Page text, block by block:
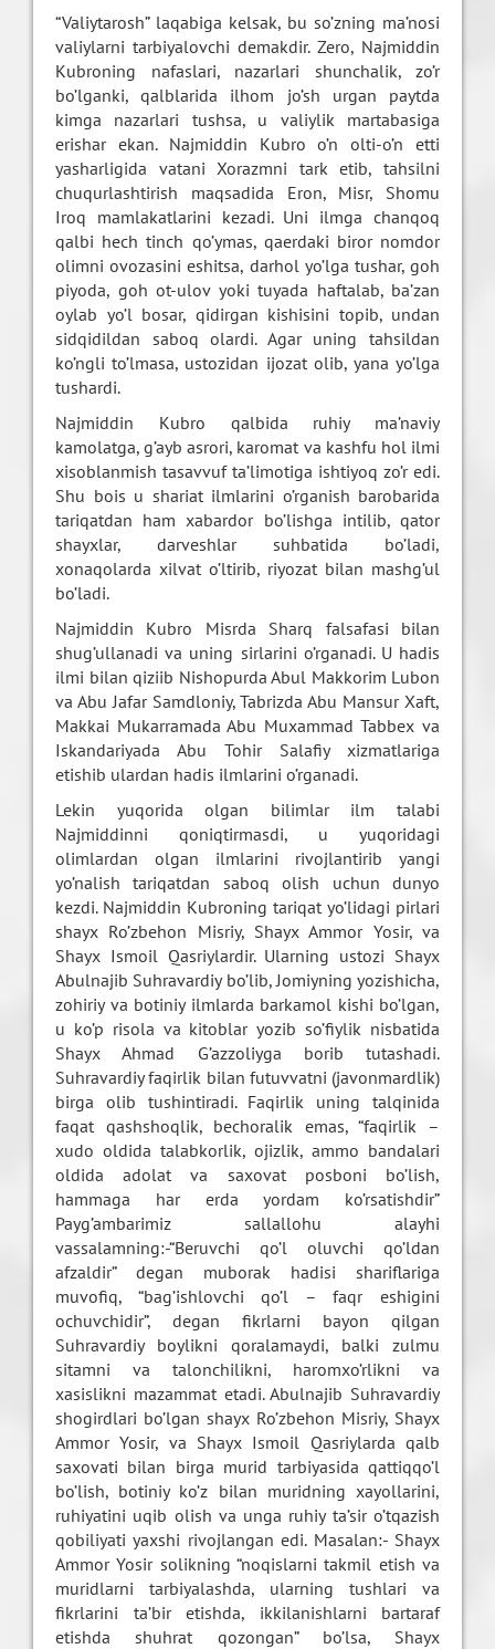
“Valiytarosh” laqabiga kelsak, bu so’zning ma’nosi
valiylarni tarbiyalovchi demakdir. Zero, Najmiddin
Kubroning nafaslari, nazarlari shunchalik, zo’r
bo’lganki, qalblarida ilhom jo’sh urgan paytda
kimga nazarlari tushsa, u valiylik martabasiga
erishar ekan. Najmiddin Kubro o’n olti-o’n etti
yasharligida vatani Xorazmni tark etib, tahsilni
chuqurlashtirish maqsadida Eron, Misr, Shomu
Iroq mamlakatlarini kezadi. Uni ilmga chanqoq
qalbi hech tinch qo’ymas, qaerdaki biror nomdor
olimni ovozasini eshitsa, darhol yo’lga tushar, goh
piyoda, goh ot-ulov yoki tuyada haftalab, ba’zan
oylab yo’l bosar, qidirgan kishisini topib, undan
sidqidildan saboq olardi. Agar uning tahsildan
ko’ngli to’lmasa, ustozidan ijozat olib, yana yo’lga
tushardi.
Najmiddin Kubro qalbida ruhiy ma’naviy
kamolatga, g’ayb asrori, karomat va kashfu hol ilmi
xisoblanmish tasavvuf ta’limotiga ishtiyoq zo’r edi.
Shu bois u shariat ilmlarini o’rganish barobarida
tariqatdan ham xabardor bo’lishga intilib, qator
shayxlar, darveshlar suhbatida bo’ladi,
xonaqolarda xilvat o’ltirib, riyozat bilan mashg’ul
bo’ladi.
Najmiddin Kubro Misrda Sharq falsafasi bilan
shug’ullanadi va uning sirlarini o’rganadi. U hadis
ilmi bilan qiziib Nishopurda Abul Makkorim Lubon
va Abu Jafar Samdloniy, Tabrizda Abu Mansur Xaft,
Makkai Mukarramada Abu Muxammad Tabbex va
Iskandariyada Abu Tohir Salafiy xizmatlariga
etishib ulardan hadis ilmlarini o’rganadi.
Lekin yuqorida olgan bilimlar ilm talabi
Najmiddinni qoniqtirmasdi, u yuqoridagi
olimlardan olgan ilmlarini rivojlantirib yangi
yo’nalish tariqatdan saboq olish uchun dunyo
kezdi. Najmiddin Kubroning tariqat yo’lidagi pirlari
shayx Ro’zbehon Misriy, Shayx Ammor Yosir, va
Shayx Ismoil Qasriylardir. Ularning ustozi Shayx
Abulnajib Suhravardiy bo’lib, Jomiyning yozishicha,
zohiriy va botiniy ilmlarda barkamol kishi bo’lgan,
u ko’p risola va kitoblar yozib so’fiylik nisbatida
Shayx Ahmad G’azzoliyga borib tutashadi.
Suhravardiy faqirlik bilan futuvvatni (javonmardlik)
birga olib tushintiradi. Faqirlik uning talqinida
faqat qashshoqlik, bechoralik emas, “faqirlik –
xudo oldida talabkorlik, ojizlik, ammo bandalari
oldida adolat va saxovat posboni bo’lish,
hammaga har erda yordam ko’rsatishdir”
Payg’ambarimiz sallallohu alayhi
vassalamning:-“Beruvchi qo’l oluvchi qo’ldan
afzaldir” degan muborak hadisi shariflariga
muvofiq, “bag’ishlovchi qo’l – faqr eshigini
ochuvchidir”, degan fikrlarni bayon qilgan
Suhravardiy boylikni qoralamaydi, balki zulmu
sitamni va talonchilikni, haromxo’rlikni va
xasislikni mazammat etadi. Abulnajib Suhravardiy
shogirdlari bo’lgan shayx Ro’zbehon Misriy, Shayx
Ammor Yosir, va Shayx Ismoil Qasriylarda qalb
saxovati bilan birga murid tarbiyasida qattiqqo’l
bo’lish, botiniy ko’z bilan muridning xayollarini,
ruhiyatini uqib olish va unga ruhiy ta’sir o’tqazish
qobiliyati yaxshi rivojlangan edi. Masalan:- Shayx
Ammor Yosir solikning “noqislarni takmil etish va
muridlarni tarbiyalashda, ularning tushlari va
fikrlarini ta’bir etishda, ikkilanishlarni bartaraf
etishda shuhrat qozongan” bo’lsa, Shayx